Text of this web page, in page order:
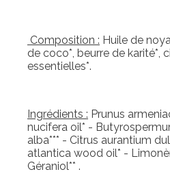
Composition : Huile de
de coco*, beurre de karité*,
essentielles*.
Ingrédients : Prunus
nucifera oil* -
alba*** - Citrus aurantium
atlantica wood oil* -
Géraniol** .